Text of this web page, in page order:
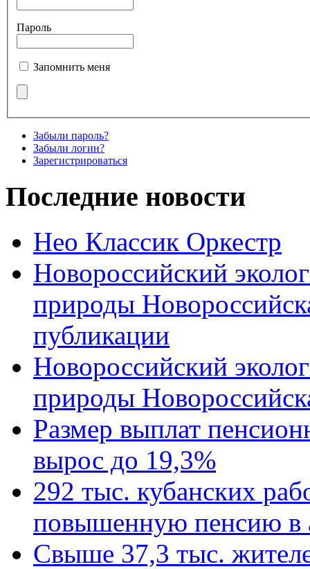
Пароль
Запомнить меня
Забыли пароль?
Забыли логин?
Зарегистрироваться
Последние новости
Нео Классик Оркестр
Новороссийский
природы
публикации
Новороссийский
природы
Размер выплат
вырос до 19,3%
292 тыс. кубанских
повышенную пенсию в
Свыше 37,3 тыс.